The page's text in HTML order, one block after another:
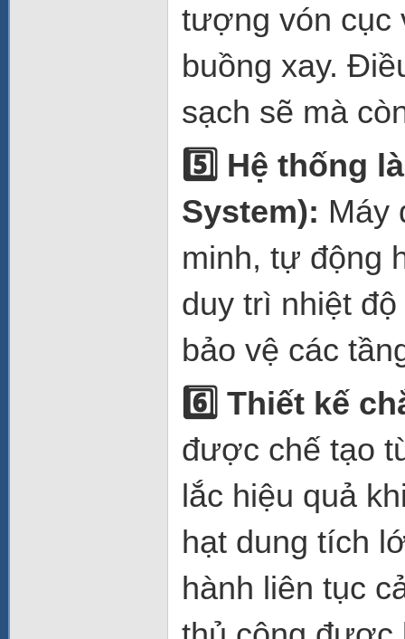
tượng vón cục
buồng xay.
sạch sẽ mà
5️ Hệ thống
System): Máy
minh, tự động
duy trì nhiệt
bảo vệ các
6️ Thiết kế
được chế tạo
lắc hiệu quả
hạt dung tích
hành liên tục